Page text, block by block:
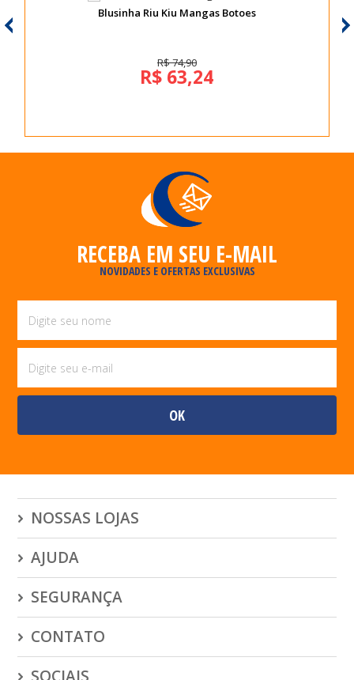
Blusinha Riu Kiu Mangas Botoes
R$ 74,90
R$ 63,24
RECEBA EM SEU E-MAIL
NOVIDADES E OFERTAS EXCLUSIVAS
NOSSAS LOJAS
AJUDA
SEGURANÇA
CONTATO